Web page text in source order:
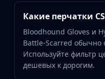
Какие перчатки
Bloodhound Gloves и
Battle-Scarred обычно
Используйте фильтр
дешевых к дорогим.